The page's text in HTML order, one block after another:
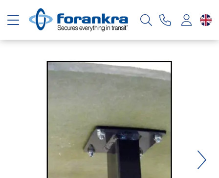
Toggle navigation